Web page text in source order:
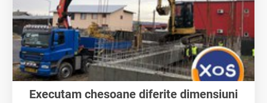
Executam chesoane diferite dimensiuni